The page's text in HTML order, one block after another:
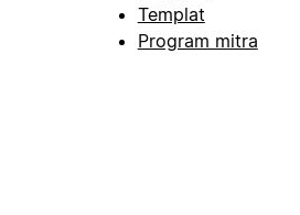
Templat
Program mitra